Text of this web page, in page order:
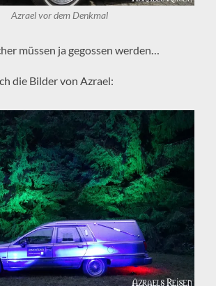
Azrael vor dem Denkmal
müssen ja gegossen werden…
die Bilder von Azrael: